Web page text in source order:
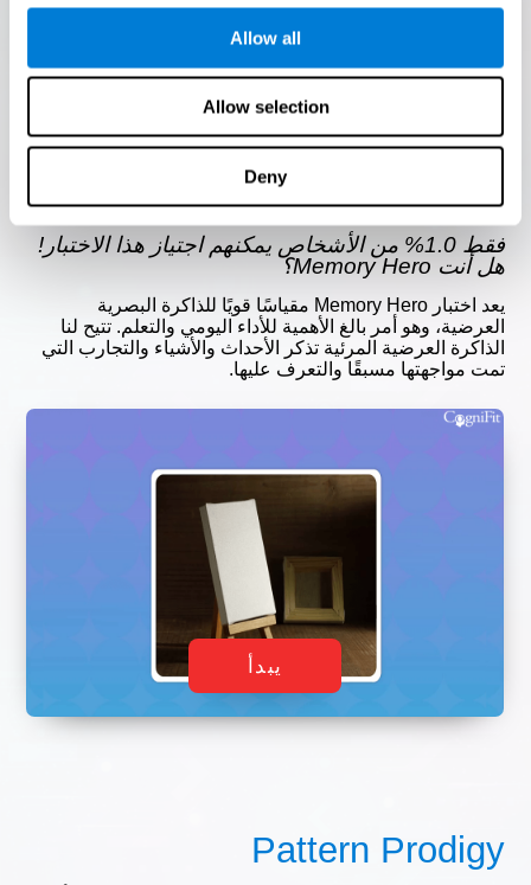
Allow all
Allow selection
Deny
يبدأ
Memory Hero
فقط 1.0% من الأشخاص يمكنهم اجتياز هذا الاختبار!
هل أنت Memory Hero؟
يعد اختبار Memory Hero مقياسًا قويًا للذاكرة البصرية
العرضية، وهو أمر بالغ الأهمية للأداء اليومي والتعلم. تتيح لنا
الذاكرة العرضية المرئية تذكر الأحداث والأشياء والتجارب التي
تمت مواجهتها مسبقًا والتعرف عليها.
يبدأ
Pattern Prodigy